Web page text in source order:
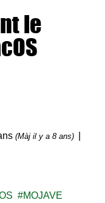
le
(Màj il y a 8 ans)
MOJAVE